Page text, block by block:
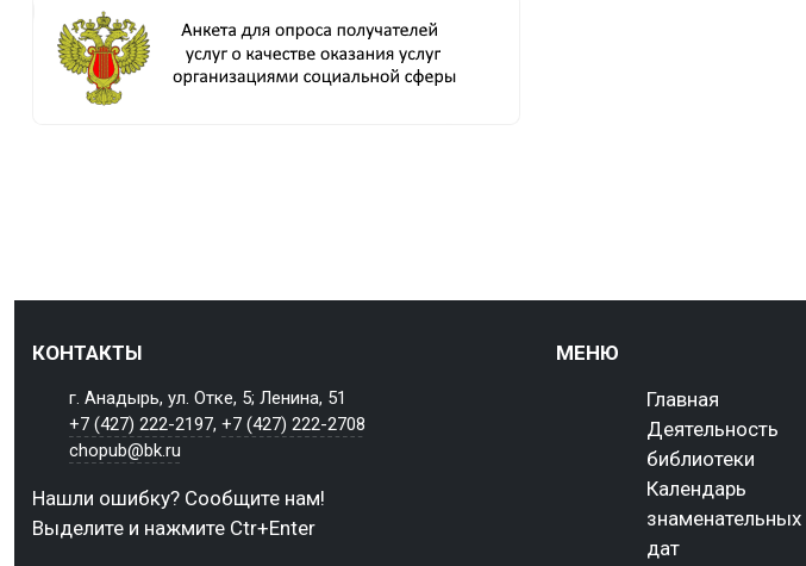
КОНТАКТЫ
г. Анадырь, ул. Отке, 5; Ленина, 51
+7 (427) 222-2197,+7 (427) 222-2708
chopub@bk.ru
Нашли ошибку? Сообщите нам!
Выделите и нажмите Ctr+Enter
МЕНЮ
Главная
Деятельность
библиотеки
Календарь
знаменательных
дат